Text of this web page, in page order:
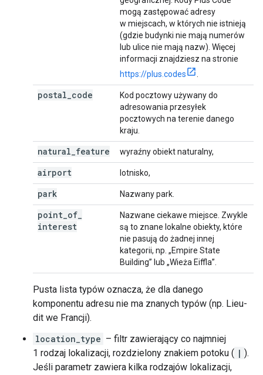
mogą zastępować adresy
w miejscach, w których nie istnieją
(gdzie budynki nie mają numerów
lub ulice nie mają nazw). Więcej
informacji znajdziesz na stronie
https://plus.codes
postal code
Kod pocztowy używany do
adresowania przesyłek
pocztowych na terenie danego
kraju.
natural feature wyraźny obiekt naturalny,
airport lotnisko,
park Nazwany park.
point of
interest
Nazwane ciekawe miejsce. Zwykle
są to znane lokalne obiekty, które
nie pasują do żadnej innej
kategorii, np. „Empire State
Building” lub „Wieża Eiffla”.
Pusta lista typów oznacza, że dla danego
komponentu adresu nie ma znanych typów (np. Lieu-
dit we Francji).
location_type – filtr zawierający co najmniej
1 rodzaj lokalizacji, rozdzielony znakiem potoku ( | ).
Jeśli parametr zawiera kilka rodzajów lokalizacji,